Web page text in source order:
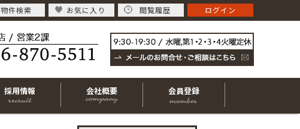
採用情報 会社概要 会員登録
物件検索 お気に入り 閲覧履歴 ログイン